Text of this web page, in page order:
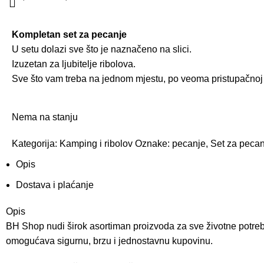
Kompletan set za pecanje
U setu dolazi sve što je naznačeno na slici.
Izuzetan za ljubitelje ribolova.
Sve što vam treba na jednom mjestu, po veoma
Nema na stanju
Kategorija: Kamping i ribolov Oznake: pecanje, Set za
Opis
Dostava i plaćanje
Opis
BH Shop nudi širok asortiman proizvoda za sve životne
omogućava sigurnu, brzu i jednostavnu kupovinu.